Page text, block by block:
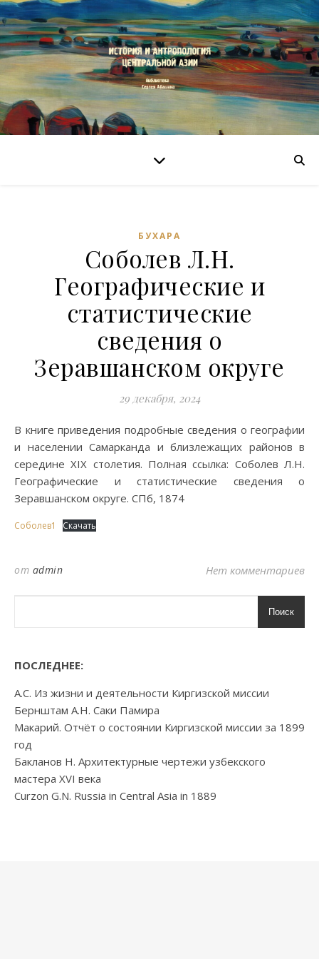
БУХАРА
Соболев Л.Н.
Географические и
статистические
сведения о
Зеравшанском округе
29 декабря, 2024
В книге приведения подробные сведения о географии
и населении Самарканда и близлежащих районов в
середине XIX столетия. Полная ссылка: Соболев Л.Н.
Географические и статистические сведения о
Зеравшанском округе. СПб, 1874
Соболев1 Скачать
от admin Нет комментариев
Поиск
ПОСЛЕДНЕЕ:
А.С. Из жизни и деятельности Киргизской миссии
Бернштам А.Н. Саки Памира
Макарий. Отчёт о состоянии Киргизской миссии за 1899
год
Бакланов Н. Архитектурные чертежи узбекского
мастера XVI века
Curzon G.N. Russia in Central Asia in 1889